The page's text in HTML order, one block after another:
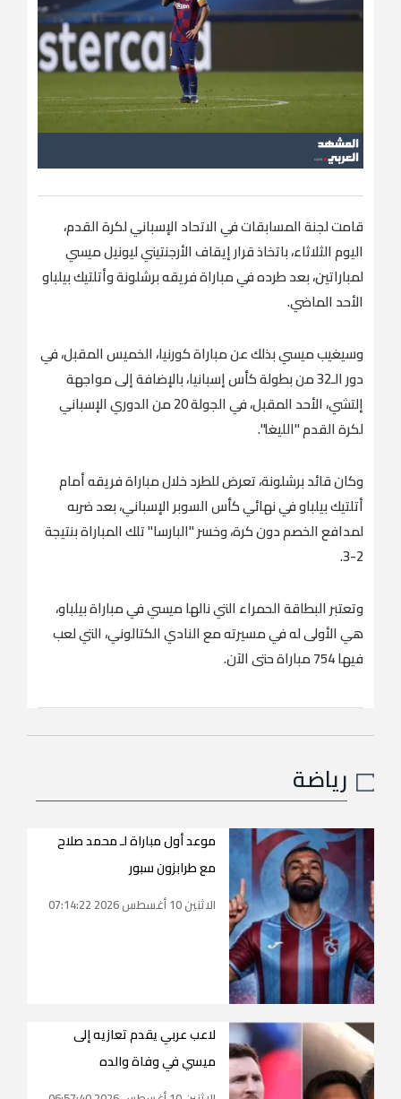
قامت لجنة المسابقات في الاتحاد الإسباني لكرة القدم،
اليوم الثلاثاء، باتخاذ قرار إيقاف الأرجنتيني ليونيل ميسي
لمباراتين، بعد طرده في مباراة فريقه برشلونة وأتلتيك بيلباو
الأحد الماضي.
وسيغيب ميسي بذلك عن مباراة كورنيا، الخميس المقبل، في
دور الـ32 من بطولة كأس إسبانيا، بالإضافة إلى مواجهة
إلتشي، الأحد المقبل، في الجولة 20 من الدوري الإسباني
لكرة القدم "الليغا".
وكان قائد برشلونة، تعرض للطرد خلال مباراة فريقه أمام
أتلتيك بيلباو في نهائي كأس السوبر الإسباني، بعد ضربه
لمدافع الخصم دون كرة، وخسر "البارسا" تلك المباراة بنتيجة
2-3.
وتعتبر البطاقة الحمراء التي نالها ميسي في مباراة بيلباو،
هي الأولى له في مسيرته مع النادي الكتالوني، التي لعب
فيها 754 مباراة حتى الآن.
رياضة
موعد أول مباراة لـ محمد صلاح
مع طرابزون سبور
الاثنين 10 أغسطس 2026 07:14:22
لاعب عربي يقدم تعازيه إلى
ميسي في وفاة والده